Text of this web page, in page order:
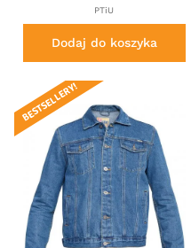
PTiU
Dodaj do koszyka
BESTSELLERY!